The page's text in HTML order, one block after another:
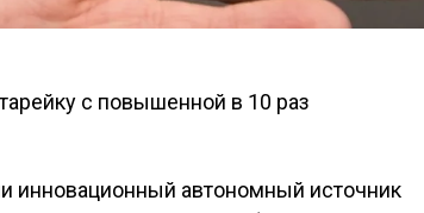
автономный источник